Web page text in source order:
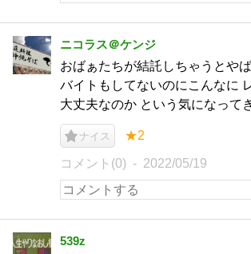
ニコラス＠ケンジ
おばぁたちが結託しちゃうとや
バイトもしてないのにこんなに
大丈夫なのか という気になって
ナイス ★2
コメント(0) 2022/05/19
539z